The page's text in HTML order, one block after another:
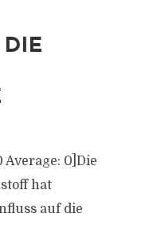
Average: 0]Die
hat
auf die